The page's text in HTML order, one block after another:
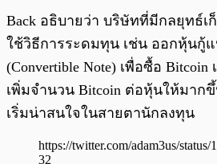
Back อธิบายว่า บริษัทที่มีกลยุทธ์เ
ใช้วิธีการระดมทุน เช่น ออกหุ้นกู้
(Convertible Note) เพื่อซื้อ
เพิ่มจำนวน Bitcoin ต่อหุ้นให้มาก
เริ่มน่าสนใจในสายตานักลงทุน
https://twitter.com/adam3us/
32